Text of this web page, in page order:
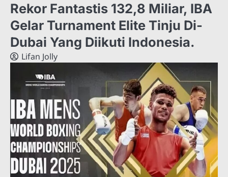
Rekor Fantastis 132,8 Miliar, IBA
Gelar Turnament Elite Tinju Di-
Dubai Yang Diikuti Indonesia.
Lifan Jolly